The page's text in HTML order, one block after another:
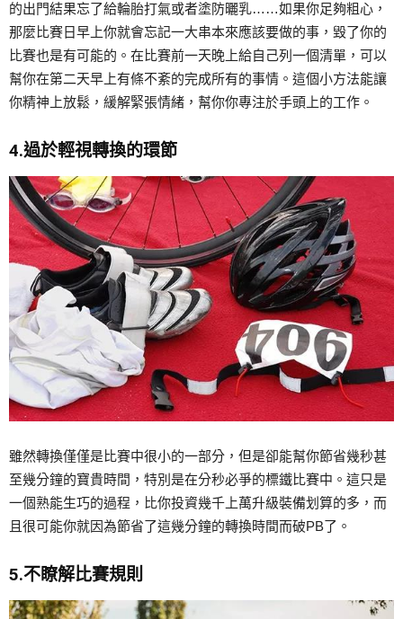
的出門結果忘了給輪胎打氣或者塗防曬乳……如果你足夠粗心，
那麼比賽日早上你就會忘記一大串本來應該要做的事，毀了你的
比賽也是有可能的。在比賽前一天晚上給自己列一個清單，可以
幫你在第二天早上有條不紊的完成所有的事情。這個小方法能讓
你精神上放鬆，緩解緊張情緒，幫你你專注於手頭上的工作。
4.過於輕視轉換的環節
雖然轉換僅僅是比賽中很小的一部分，但是卻能幫你節省幾秒甚
至幾分鐘的寶貴時間，特別是在分秒必爭的標鐵比賽中。這只是
一個熟能生巧的過程，比你投資幾千上萬升級裝備划算的多，而
且很可能你就因為節省了這幾分鐘的轉換時間而破PB了。
5.不瞭解比賽規則